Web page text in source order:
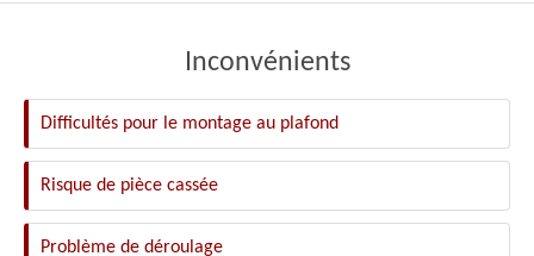
Inconvénients
Difficultés pour le montage au plafond
Risque de pièce cassée
Problème de déroulage